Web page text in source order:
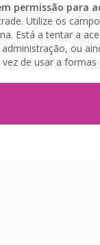
permissão para
Utilize os
Está a tentar a
ou
de usar a formas